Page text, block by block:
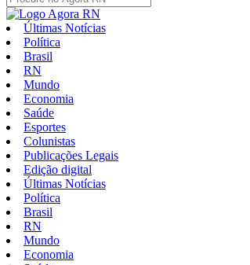
Últimas Notícias
Política
Brasil
RN
Mundo
Economia
Saúde
Esportes
Colunistas
Publicações Legais
Edição digital
Últimas Notícias
Política
Brasil
RN
Mundo
Economia